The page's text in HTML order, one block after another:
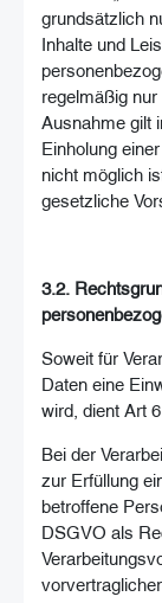
grundsätzlich
Inhalte und
regelmäßig nur
Ausnahme gilt
Einholung
nicht möglich
gesetzliche
3.2.
Soweit für
Daten eine
wird, dient Art
Bei der
zur Erfüllung
betroffene
DSGVO als